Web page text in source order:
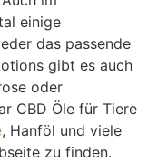
einige
das passende
gibt es auch
oder
CBD Öle für Tiere
, Hanföl und viele
zu finden.